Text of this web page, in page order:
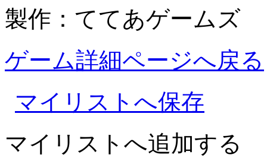
製作：ててあゲームズ
ゲーム詳細ページへ戻る
マイリストへ保存
マイリストへ追加する